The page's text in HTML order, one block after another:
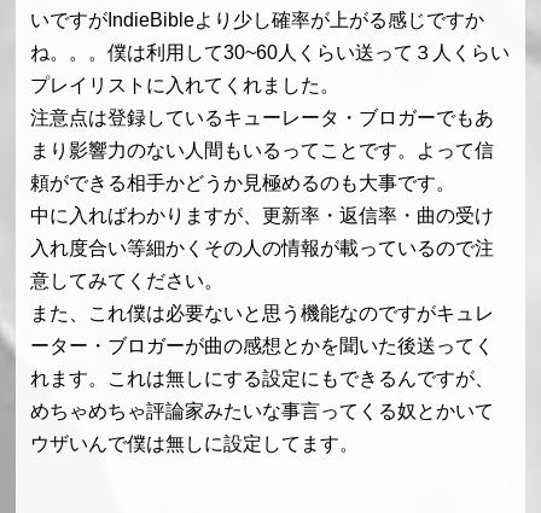
いですがIndieBibleより少し確率が上がる感じですか
ね。。。僕は利用して30~60人くらい送って３人くらい
プレイリストに入れてくれました。
注意点は登録しているキューレータ・ブロガーでもあ
まり影響力のない人間もいるってことです。よって信
頼ができる相手かどうか見極めるのも大事です。
中に入ればわかりますが、更新率・返信率・曲の受け
入れ度合い等細かくその人の情報が載っているので注
意してみてください。
また、これ僕は必要ないと思う機能なのですがキュレ
ーター・ブロガーが曲の感想とかを聞いた後送ってく
れます。これは無しにする設定にもできるんですが、
めちゃめちゃ評論家みたいな事言ってくる奴とかいて
ウザいんで僕は無しに設定してます。